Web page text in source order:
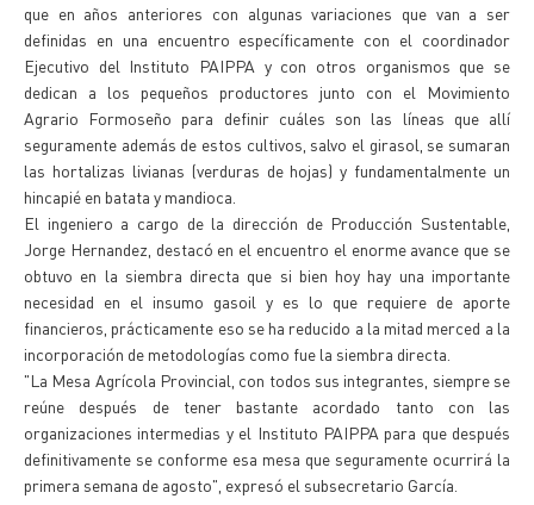
que en años anteriores con algunas variaciones que van a ser
definidas en una encuentro específicamente con el coordinador
Ejecutivo del Instituto PAIPPA y con otros organismos que se
dedican a los pequeños productores junto con el Movimiento
Agrario Formoseño para definir cuáles son las líneas que allí
seguramente además de estos cultivos, salvo el girasol, se sumaran
las hortalizas livianas (verduras de hojas) y fundamentalmente un
hincapié en batata y mandioca.
El ingeniero a cargo de la dirección de Producción Sustentable,
Jorge Hernandez, destacó en el encuentro el enorme avance que se
obtuvo en la siembra directa que si bien hoy hay una importante
necesidad en el insumo gasoil y es lo que requiere de aporte
financieros, prácticamente eso se ha reducido a la mitad merced a la
incorporación de metodologías como fue la siembra directa.
"La Mesa Agrícola Provincial, con todos sus integrantes, siempre se
reúne después de tener bastante acordado tanto con las
organizaciones intermedias y el Instituto PAIPPA para que después
definitivamente se conforme esa mesa que seguramente ocurrirá la
primera semana de agosto", expresó el subsecretario García.